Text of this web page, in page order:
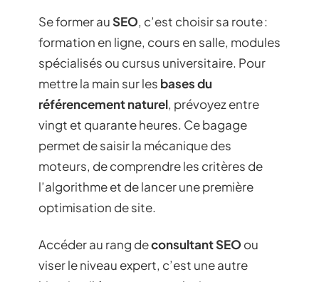
Se former au SEO, c’est choisir sa route :
formation en ligne, cours en salle, modules
spécialisés ou cursus universitaire. Pour
mettre la main sur les bases du
référencement naturel, prévoyez entre
vingt et quarante heures. Ce bagage
permet de saisir la mécanique des
moteurs, de comprendre les critères de
l’algorithme et de lancer une première
optimisation de site.
Accéder au rang deconsultant SEO ou
viser le niveau expert, c’est une autre